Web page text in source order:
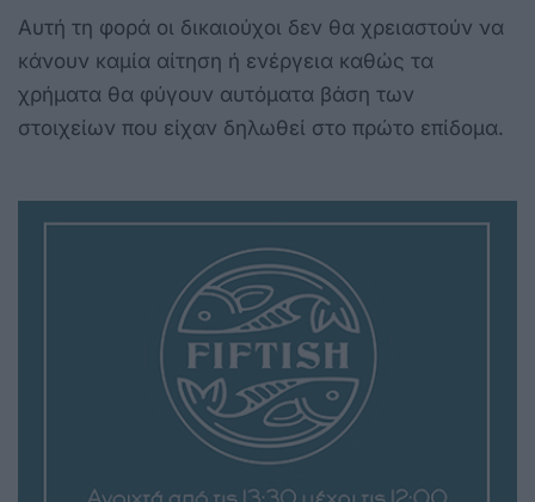
Αυτή τη φορά οι δικαιούχοι δεν θα χρειαστούν να
κάνουν καμία αίτηση ή ενέργεια καθώς τα
χρήματα θα φύγουν αυτόματα βάση των
στοιχείων που είχαν δηλωθεί στο πρώτο επίδομα.